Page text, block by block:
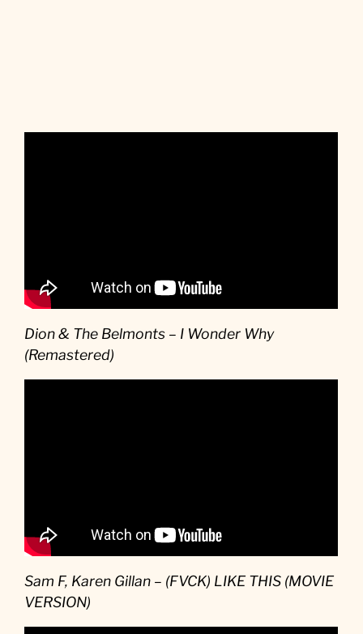
Dion & The Belmonts – I Wonder Why
(Remastered)
Sam F, Karen Gillan – (FVCK) LIKE THIS (MOVIE
VERSION)